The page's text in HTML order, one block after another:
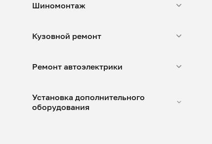
Шиномонтаж
Кузовной ремонт
Ремонт автоэлектрики
Установка дополнительного
оборудования